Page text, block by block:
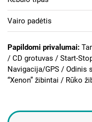
Vairo padėtis
Papildomi privalumai:
/ CD grotuvas / Start-
Navigacija/GPS /
“Xenon” žibintai / Rūko